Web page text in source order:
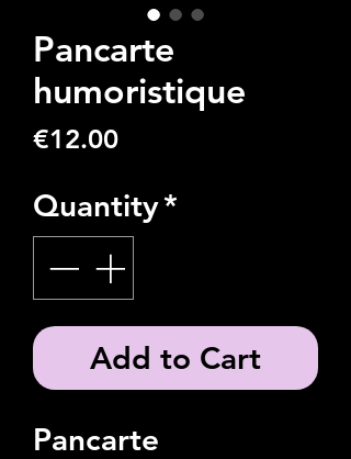
Pancarte
humoristique
€12.00Price
Quantity*
Add to Cart
Pancarte